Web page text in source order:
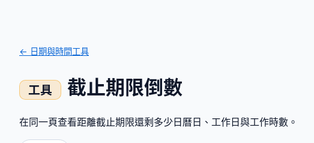
← 日期與時間工具
截止期限倒數
在同一頁查看距離截止期限還剩多少日曆日、工作日與工作時數。